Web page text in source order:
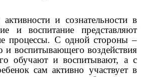
и сознательности в
и воспитание представляют
процессы. С одной стороны –
и воспитывающего воздействия
обучают и воспитывают, а с
сам активно участвует в